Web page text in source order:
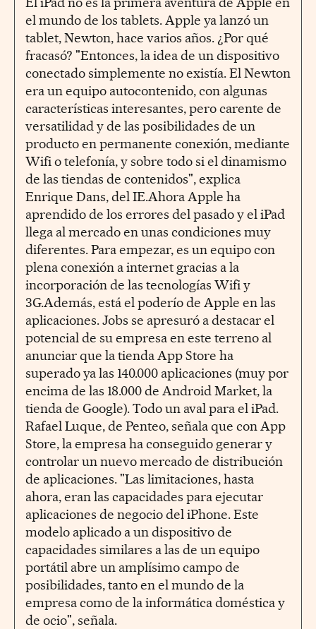
el mundo de los tablets. Apple ya lanzó un
tablet, Newton, hace varios años. ¿Por qué
fracasó? "Entonces, la idea de un dispositivo
conectado simplemente no existía. El Newton
era un equipo autocontenido, con algunas
características interesantes, pero carente de
versatilidad y de las posibilidades de un
producto en permanente conexión, mediante
Wifi o telefonía, y sobre todo si el dinamismo
de las tiendas de contenidos", explica
Enrique Dans, del IE.Ahora Apple ha
aprendido de los errores del pasado y el iPad
llega al mercado en unas condiciones muy
diferentes. Para empezar, es un equipo con
plena conexión a internet gracias a la
incorporación de las tecnologías Wifi y
3G.Además, está el poderío de Apple en las
aplicaciones. Jobs se apresuró a destacar el
potencial de su empresa en este terreno al
anunciar que la tienda App Store ha
superado ya las 140.000 aplicaciones (muy por
encima de las 18.000 de Android Market, la
tienda de Google). Todo un aval para el iPad.
Rafael Luque, de Penteo, señala que con App
Store, la empresa ha conseguido generar y
controlar un nuevo mercado de distribución
de aplicaciones. "Las limitaciones, hasta
ahora, eran las capacidades para ejecutar
aplicaciones de negocio del iPhone. Este
modelo aplicado a un dispositivo de
capacidades similares a las de un equipo
portátil abre un amplísimo campo de
posibilidades, tanto en el mundo de la
empresa como de la informática doméstica y
de ocio", señala.